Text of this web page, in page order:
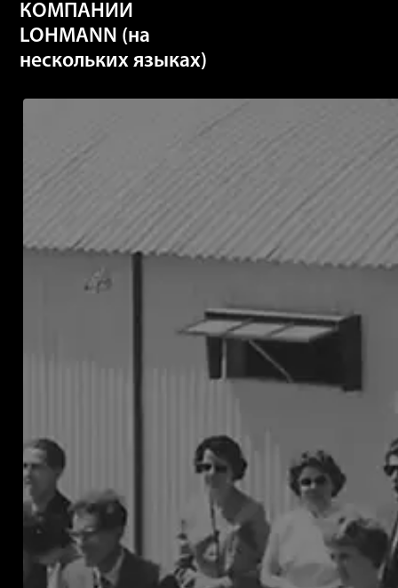
КОМПАНИИ
LOHMANN (на
нескольких языках)